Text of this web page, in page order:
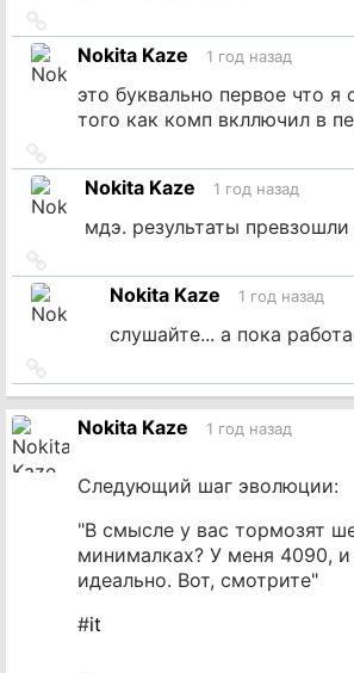
на
источник
Nokita Kaze 1 год назад
это буквально первое что я
того как комп вкллючил в
на
источникNokita Kaze 1 год назад
мдэ. результаты
на
источникNokita Kaze 1 год назад
слушайте... а пока
на
источник
Nokita Kaze 1 год назад
Следующий шаг эволюции:
"В смысле у вас тормозят
минималках? У меня 4090, и
идеально. Вот, смотрите"
#it